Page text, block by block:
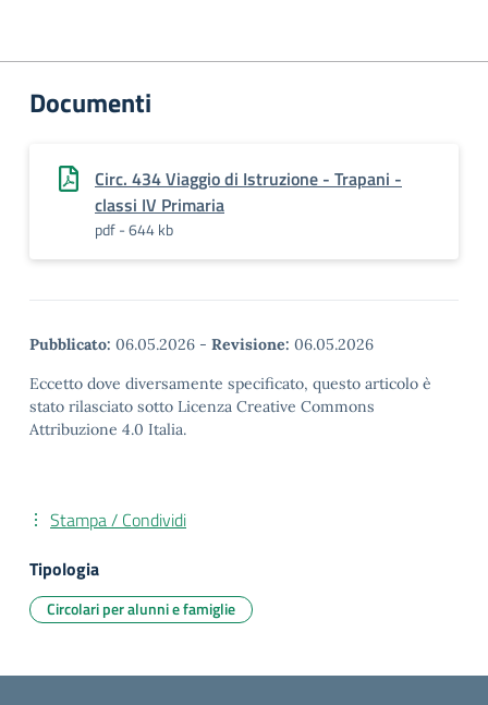
Documenti
Circ. 434 Viaggio di Istruzione - Trapani -
classi IV Primaria
pdf - 644 kb
Pubblicato: 06.05.2026 - Revisione: 06.05.2026
Eccetto dove diversamente specificato, questo articolo è
stato rilasciato sotto Licenza Creative Commons
Attribuzione 4.0 Italia.
Stampa / Condividi
Tipologia
Circolari per alunni e famiglie